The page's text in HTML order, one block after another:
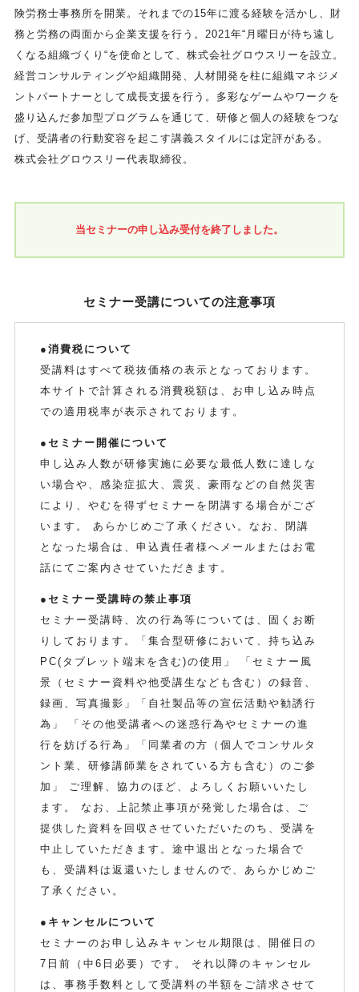
険労務士事務所を開業。それまでの15年に渡る経験を活かし、財
務と労務の両面から企業支援を行う。2021年“月曜日が待ち遠し
くなる組織づくり“を使命として、株式会社グロウスリーを設立。
経営コンサルティングや組織開発、人材開発を柱に組織マネジメ
ントパートナーとして成長支援を行う。多彩なゲームやワークを
盛り込んだ参加型プログラムを通じて、研修と個人の経験をつな
げ、受講者の行動変容を起こす講義スタイルには定評がある。
株式会社グロウスリー代表取締役。
当セミナーの申し込み受付を終了しました。
セミナー受講についての注意事項
●消費税について
受講料はすべて税抜価格の表示となっております。
本サイトで計算される消費税額は、お申し込み時点
での適用税率が表示されております。
●セミナー開催について
申し込み人数が研修実施に必要な最低人数に達しな
い場合や、感染症拡大、震災、豪雨などの自然災害
により、やむを得ずセミナーを閉講する場合がござ
います。 あらかじめご了承ください。なお、閉講
となった場合は、申込責任者様へメールまたはお電
話にてご案内させていただきます。
●セミナー受講時の禁止事項
セミナー受講時、次の行為等については、固くお断
りしております。「集合型研修において、持ち込み
PC(タブレット端末を含む)の使用」 「セミナー風
景（セミナー資料や他受講生なども含む）の録音、
録画、写真撮影」「自社製品等の宣伝活動や勧誘行
為」 「その他受講者への迷惑行為やセミナーの進
行を妨げる行為」「同業者の方（個人でコンサルタ
ント業、研修講師業をされている方も含む）のご参
加」 ご理解、協力のほど、よろしくお願いいたし
ます。 なお、上記禁止事項が発覚した場合は、ご
提供した資料を回収させていただいたのち、受講を
中止していただきます。途中退出となった場合で
も、受講料は返還いたしませんので、あらかじめご
了承ください。
●キャンセルについて
セミナーのお申し込みキャンセル期限は、開催日の
7日前（中6日必要）です。 それ以降のキャンセル
は、事務手数料として受講料の半額をご請求させて